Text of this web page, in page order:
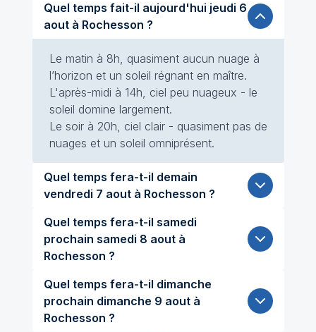
Quel temps fait-il aujourd'hui jeudi 6
aout à Rochesson ?
Le matin à 8h, quasiment aucun nuage à
l’horizon et un soleil régnant en maître.
L'après-midi à 14h, ciel peu nuageux - le
soleil domine largement.
Le soir à 20h, ciel clair - quasiment pas de
nuages et un soleil omniprésent.
Quel temps fera-t-il demain
vendredi 7 aout à Rochesson ?
Quel temps fera-t-il samedi
prochain samedi 8 aout à
Rochesson ?
Quel temps fera-t-il dimanche
prochain dimanche 9 aout à
Rochesson ?